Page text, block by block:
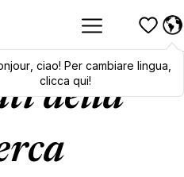
,bonjour,ciao! To switch
languages, click here!
, ciao! Per cambiare lingua,
clicca qui!
della